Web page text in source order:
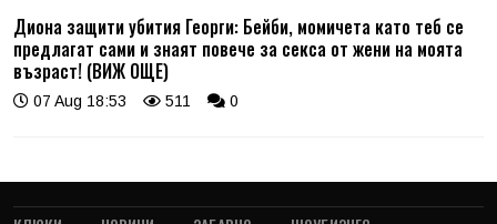
Диона защити убития Георги: Бейби, момичета като теб се
предлагат сами и знаят повече за секса от жени на моята
възраст! (ВИЖ ОЩЕ)
07 Aug 18:53 511 0